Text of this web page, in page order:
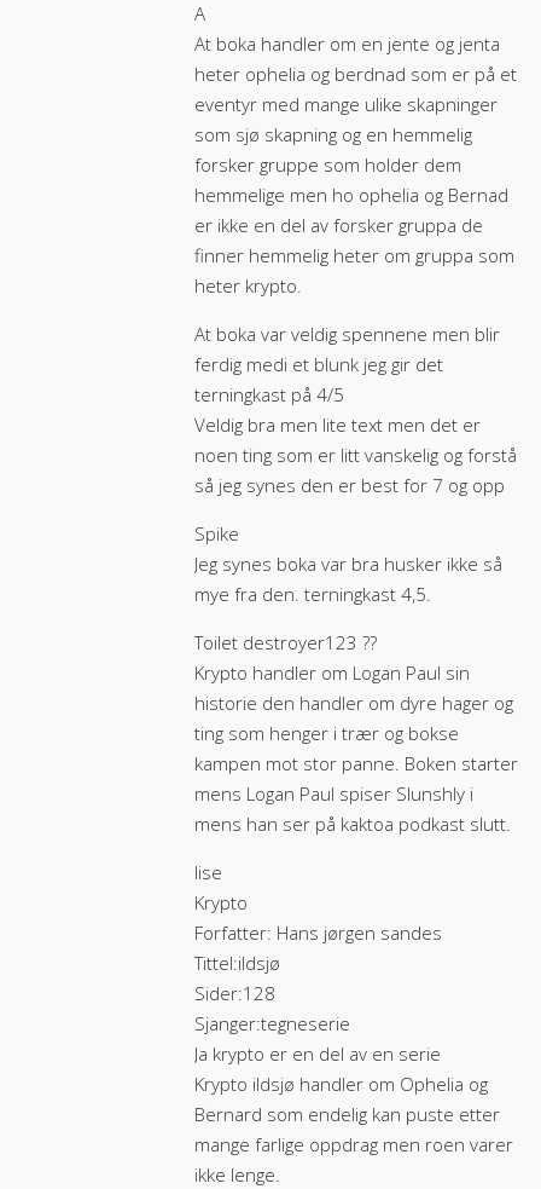
A
At boka handler om en jente og jenta
heter ophelia og berdnad som er på et
eventyr med mange ulike skapninger
som sjø skapning og en hemmelig
forsker gruppe som holder dem
hemmelige men ho ophelia og Bernad
er ikke en del av forsker gruppa de
finner hemmelig heter om gruppa som
heter krypto.
At boka var veldig spennene men blir
ferdig medi et blunk jeg gir det
terningkast på 4/5
Veldig bra men lite text men det er
noen ting som er litt vanskelig og forstå
så jeg synes den er best for 7 og opp
Spike
Jeg synes boka var bra husker ikke så
mye fra den. terningkast 4,5.
Toilet destroyer123 ??
Krypto handler om Logan Paul sin
historie den handler om dyre hager og
ting som henger i trær og bokse
kampen mot stor panne. Boken starter
mens Logan Paul spiser Slunshly i
mens han ser på kaktoa podkast slutt.
lise
Krypto
Forfatter: Hans jørgen sandes
Tittel:ildsjø
Sider:128
Sjanger:tegneserie
Ja krypto er en del av en serie
Krypto ildsjø handler om Ophelia og
Bernard som endelig kan puste etter
mange farlige oppdrag men roen varer
ikke lenge.